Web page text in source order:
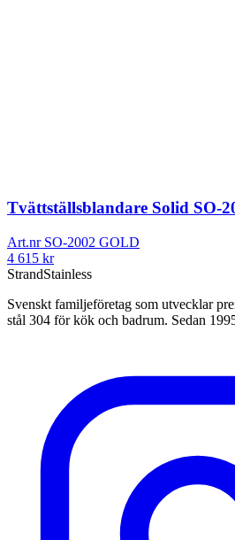
Tvättställsblandare Solid SO-
Art.nr SO-2002 GOLD
4 615 kr
StrandStainless
Svenskt familjeföretag som utvecklar
stål 304 för kök och badrum. Sedan